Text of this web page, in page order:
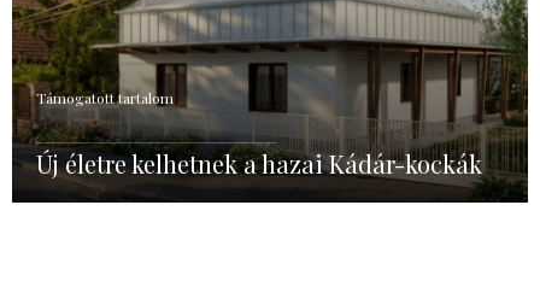
Támogatott tartalom
Új életre kelhetnek a hazai Kádár-kockák